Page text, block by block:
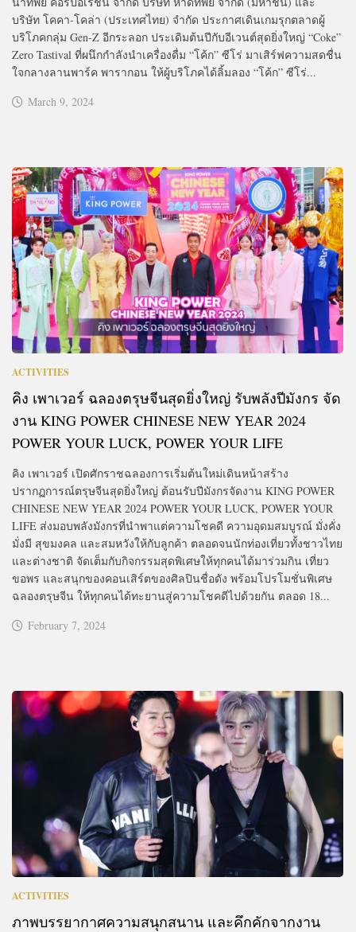
บริษัท โคคา-โคล่า (ประเทศไทย) จำกัด ประกาศเดินเกมรุกตลาดผู้
บริโภคกลุ่ม Gen-Z อีกระลอก ประเดิมต้นปีกับอีเวนต์สุดยิ่งใหญ่ “Coke”
Zero Tastival ที่ผนึกกำลังนำเครื่องดื่ม “โค้ก” ซีโร่ มาเสิร์ฟความสดชื่น
ใจกลางลานพาร์ค พารากอน ให้ผู้บริโภคได้ลิ้มลอง “โค้ก” ซีโร่...
March 9, 2024
ACTIVITIES
คิง เพาเวอร์ ฉลองตรุษจีนสุดยิ่งใหญ่ รับพลังปีมังกร จัด
งาน KING POWER CHINESE NEW YEAR 2024
POWER YOUR LUCK, POWER YOUR LIFE
คิง เพาเวอร์ เปิดศักราชฉลองการเริ่มต้นใหม่เดินหน้าสร้าง
ปรากฏการณ์ตรุษจีนสุดยิ่งใหญ่ ต้อนรับปีมังกรจัดงาน KING POWER
CHINESE NEW YEAR 2024 POWER YOUR LUCK, POWER YOUR
LIFE ส่งมอบพลังมังกรที่นำพาแต่ความโชคดี ความอุดมสมบูรณ์ มั่งคั่ง
มั่งมี สุขมงคล และสมหวังให้กับลูกค้า ตลอดจนนักท่องเที่ยวทั้งชาวไทย
และต่างชาติ จัดเต็มกับกิจกรรมสุดพิเศษให้ทุกคนได้มาร่วมกิน เที่ยว
ขอพร และสนุกของคอนเสิร์ตของศิลปินชื่อดัง พร้อมโปรโมชั่นพิเศษ
ฉลองตรุษจีน ให้ทุกคนได้ทะยานสู่ความโชคดีไปด้วยกัน ตลอด 18...
February 7, 2024
ACTIVITIES
ภาพบรรยากาศความสนุกสนาน และคึกคักจากงาน